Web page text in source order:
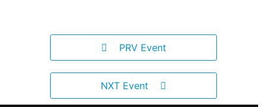
PRV Event
NXT Event